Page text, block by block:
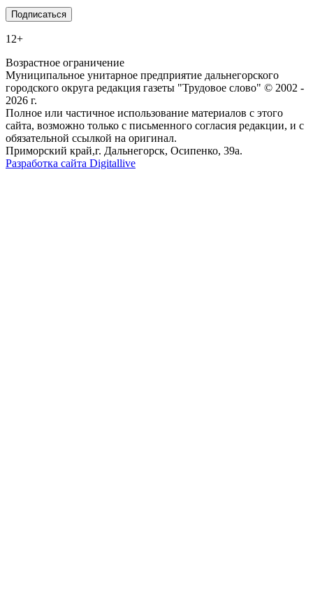
12+
Возрастное ограничение
Муниципальное унитарное предприятие дальнегорского
городского округа редакция газеты "Трудовое слово" © 2002 -
2026 г.
Полное или частичное использование материалов с этого
сайта, возможно только с письменного согласия редакции, и с
обязательной ссылкой на оригинал.
Приморский край,г. Дальнегорск, Осипенко, 39а.
Разработка сайта Digitallive